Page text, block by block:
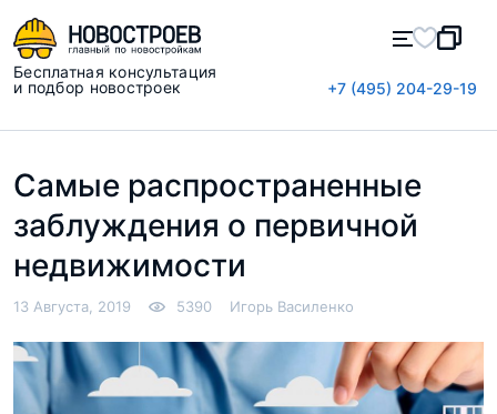
Бесплатная консультация
и подбор новостроек
+7 (495) 204-29-19
Самые распространенные
заблуждения о первичной
недвижимости
13 Августа, 2019 5390 Игорь Василенко